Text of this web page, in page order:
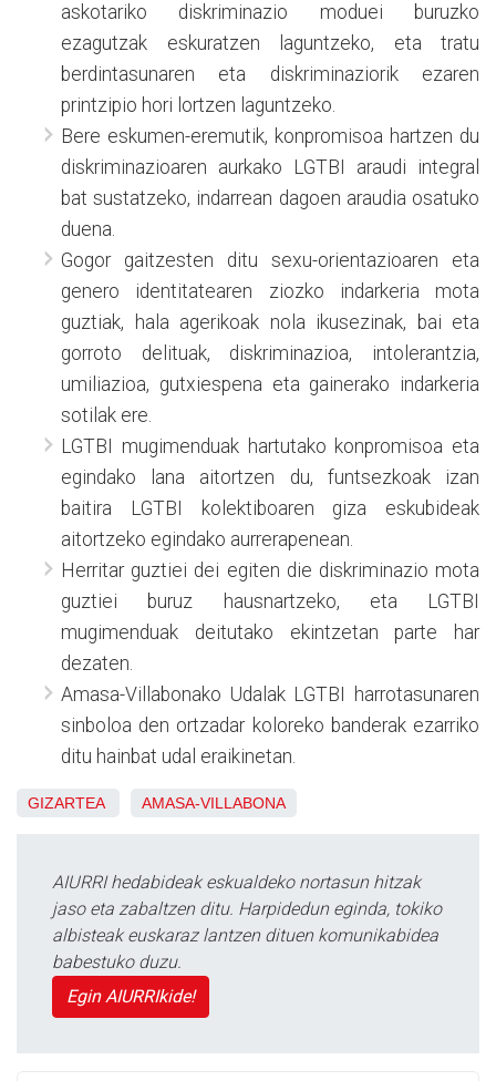
askotariko diskriminazio moduei buruzko
ezagutzak eskuratzen laguntzeko, eta tratu
berdintasunaren eta diskriminaziorik ezaren
printzipio hori lortzen laguntzeko.
Bere eskumen-eremutik, konpromisoa hartzen du
diskriminazioaren aurkako LGTBI araudi integral
bat sustatzeko, indarrean dagoen araudia osatuko
duena.
Gogor gaitzesten ditu sexu-orientazioaren eta
genero identitatearen ziozko indarkeria mota
guztiak, hala agerikoak nola ikusezinak, bai eta
gorroto delituak, diskriminazioa, intolerantzia,
umiliazioa, gutxiespena eta gainerako indarkeria
sotilak ere.
LGTBI mugimenduak hartutako konpromisoa eta
egindako lana aitortzen du, funtsezkoak izan
baitira LGTBI kolektiboaren giza eskubideak
aitortzeko egindako aurrerapenean.
Herritar guztiei dei egiten die diskriminazio mota
guztiei buruz hausnartzeko, eta LGTBI
mugimenduak deitutako ekintzetan parte har
dezaten.
Amasa-Villabonako Udalak LGTBI harrotasunaren
sinboloa den ortzadar koloreko banderak ezarriko
ditu hainbat udal eraikinetan.
GIZARTEA AMASA-VILLABONA
AIURRI hedabideak eskualdeko nortasun hitzak
jaso eta zabaltzen ditu. Harpidedun eginda, tokiko
albisteak euskaraz lantzen dituen komunikabidea
babestuko duzu.
Egin AIURRIkide!